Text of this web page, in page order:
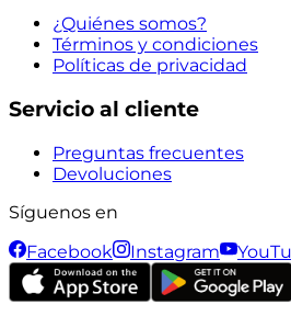
¿Quiénes somos?
Términos y condiciones
Políticas de privacidad
Servicio al cliente
Preguntas frecuentes
Devoluciones
Síguenos en
Facebook
Instagram